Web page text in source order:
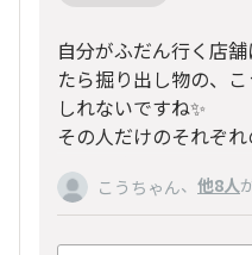
自分がふだん行く店
たら掘り出し物の、
しれないですね✨
その人だけのそれぞ
フ、素敵です💓
こうちゃん、 他8人